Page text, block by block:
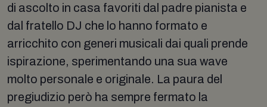
di ascolto in casa favoriti dal padre pianista e
dal fratello DJ che lo hanno formato e
arricchito con generi musicali dai quali prende
ispirazione, sperimentando una sua wave
molto personale e originale. La paura del
pregiudizio però ha sempre fermato la